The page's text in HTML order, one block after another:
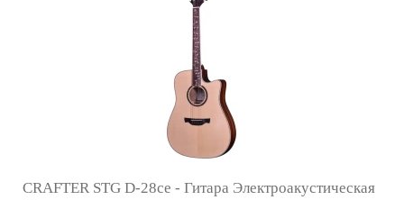
CRAFTER STG D-28ce - Гитара Электроакустическая